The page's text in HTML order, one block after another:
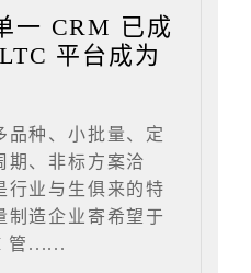
一 CRM 已成
平台成为
品种、小批量、定
期、非标方案洽
行业与生俱来的特
制造企业寄希望于
管......